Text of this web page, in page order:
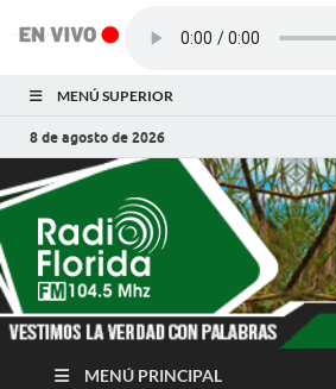
MENÚ SUPERIOR
8 de agosto de 2026
Cuba
Noticias y
MENÚ PRINCIPAL